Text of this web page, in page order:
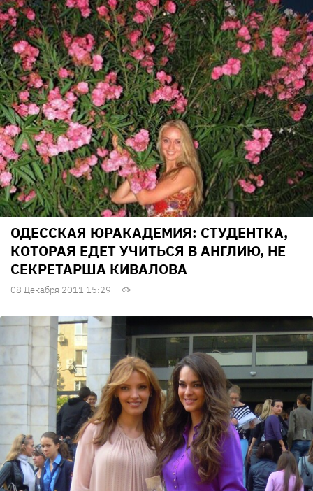
ОДЕССКАЯ ЮРАКАДЕМИЯ: СТУДЕНТКА,
КОТОРАЯ ЕДЕТ УЧИТЬСЯ В АНГЛИЮ, НЕ
СЕКРЕТАРША КИВАЛОВА
08 Декабря 2011 15:29